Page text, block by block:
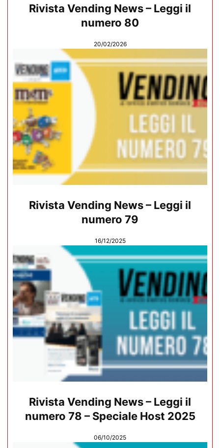
Rivista Vending News – Leggi il
numero 80
20/02/2026
Rivista Vending News – Leggi il
numero 79
16/12/2025
Rivista Vending News – Leggi il
numero 78 – Speciale Host 2025
06/10/2025